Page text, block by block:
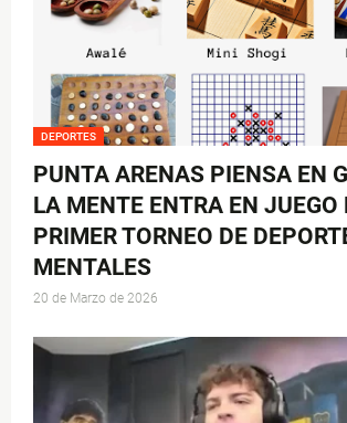
DEPORTES
PUNTA ARENAS PIENSA EN
LA MENTE ENTRA EN JUEGO
PRIMER TORNEO DE
MENTALES
20 de Marzo de 2026